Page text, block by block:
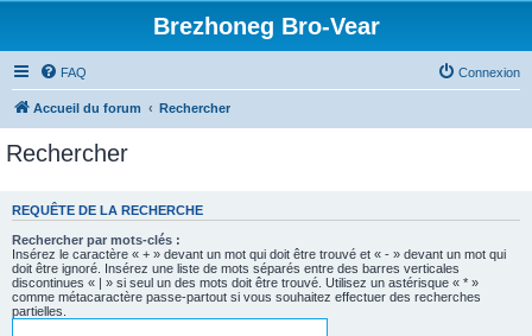
Brezhoneg Bro-Vear
FAQ Connexion
Accueil du forum Rechercher
Rechercher
REQUÊTE DE LA RECHERCHE
Rechercher par mots-clés :
Insérez le caractère « + » devant un mot qui doit être trouvé et « - » devant un mot qui
doit être ignoré. Insérez une liste de mots séparés entre des barres verticales
discontinues « | » si seul un des mots doit être trouvé. Utilisez un astérisque « * »
comme métacaractère passe-partout si vous souhaitez effectuer des recherches
partielles.